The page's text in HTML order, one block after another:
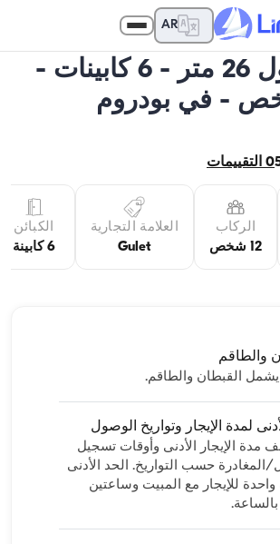
AR
غوليت بطول 26 متر - 6 كابينات -
0 التقييمات
الركاب
12 شخص
العلامة التجارية
Gulet
الكبائن
6 كابينة
والطاقم
يشمل القبطان والطاقم.
لمدة الإيجار وتواريخ الوصول
مدة الإيجار الأدنى وأوقات تسجيل
المغادرة حسب التواريخ. الحد الأدنى
واحدة للإيجار مع المبيت وساعتين
بالساعة.